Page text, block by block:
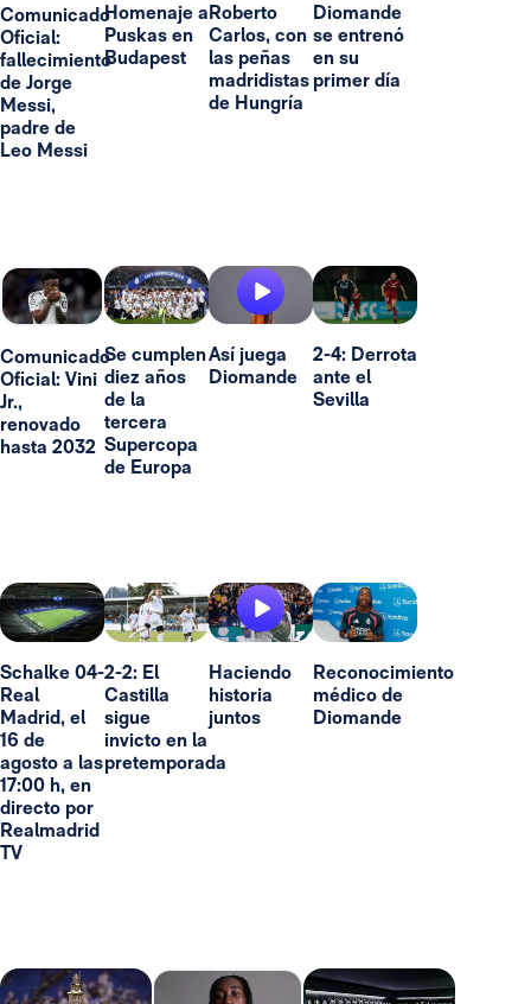
Comunicado
Oficial:
fallecimiento
de Jorge
Messi,
padre de
Leo Messi
Homenaje a
Puskas en
Budapest
Roberto
Carlos, con
las peñas
madridistas
de Hungría
Diomande
se entrenó
en su
primer día
Comunicado
Oficial: Vini
Jr.,
renovado
hasta 2032
Se cumplen
diez años
de la
tercera
Supercopa
de Europa
Así juega
Diomande
2-4: Derrota
ante el
Sevilla
Schalke 04-
Real
Madrid, el
16 de
agosto a las
17:00 h, en
directo por
Realmadrid
TV
2-2: El
Castilla
sigue
invicto en la
pretemporada
Haciendo
historia
juntos
Reconocimiento
médico de
Diomande